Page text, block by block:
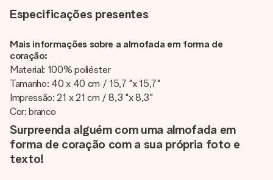
Especificações presentes
Mais informações sobre a almofada em forma de
coração:
Material: 100% poliéster
Tamanho: 40 x 40 cm / 15,7 "x 15,7"
Impressão: 21 x 21 cm / 8,3 "x 8,3"
Cor: branco
Surpreenda alguém com uma almofada em
forma de coração com a sua própria foto e
texto!